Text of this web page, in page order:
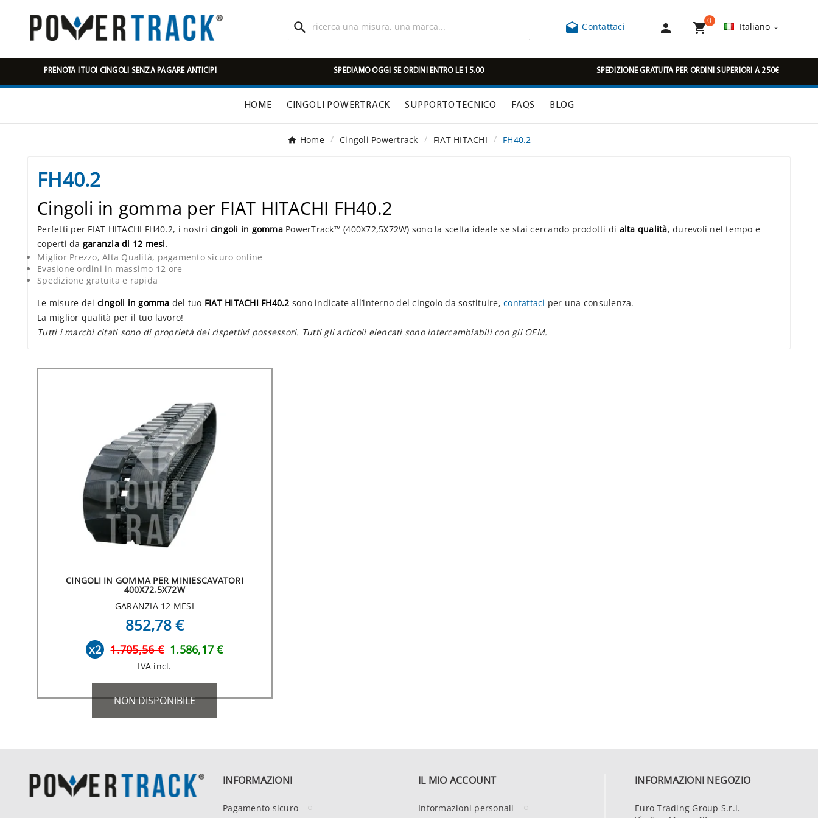
  Contattaci  
0
Italiano 
PRENOTA I TUOI CINGOLI SENZA PAGARE ANTICIPI SPEDIAMO OGGI SE ORDINI ENTRO LE 15.00 SPEDIZIONE GRATUITA PER ORDINI SUPERIORI A 250€
HOME CINGOLI POWERTRACK SUPPORTO TECNICO FAQS BLOG
Home Cingoli Powertrack FIAT HITACHI FH40.2
FH40.2
Cingoli in gomma per FIAT HITACHI FH40.2
Perfetti per FIAT HITACHI FH40.2, i nostri cingoli in gommaPowerTrack™ (400X72,5X72W) sono la scelta ideale se stai cercando prodotti di alta qualità, durevoli nel tempo e
coperti da garanzia di 12 mesi.
Miglior Prezzo, Alta Qualità, pagamento sicuro online
Evasione ordini in massimo 12 ore
Spedizione gratuita e rapida
Le misure dei cingoli in gomma del tuo FIAT HITACHI FH40.2 sono indicate all’interno del cingolo da sostituire, contattaci per una consulenza.
La miglior qualità per il tuo lavoro!
Tutti i marchi citati sono di proprietà dei rispettivi possessori. Tutti gli articoli elencati sono intercambiabili con gli OEM.
CINGOLI IN GOMMA PER MINIESCAVATORI
400X72,5X72W
GARANZIA 12 MESI
852,78 €
x2 1.705,56 € 1.586,17 €
IVA incl.
NON DISPONIBILE
INFORMAZIONI
Pagamento sicuro
IL MIO ACCOUNT
Informazioni personali
INFORMAZIONI NEGOZIO
Euro Trading Group S.r.l.